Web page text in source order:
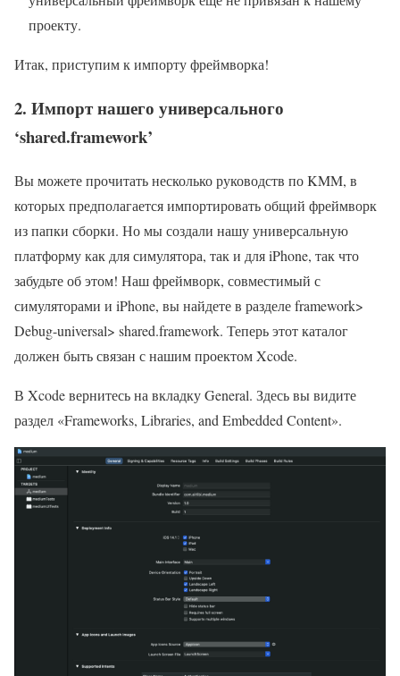
проекту.
Итак, приступим к импорту фреймворка!
2. Импорт нашего универсального
‘shared.framework’
Вы можете прочитать несколько руководств по KMM, в
которых предполагается импортировать общий фреймворк
из папки сборки. Но мы создали нашу универсальную
платформу как для симулятора, так и для iPhone, так что
забудьте об этом! Наш фреймворк, совместимый с
симуляторами и iPhone, вы найдете в разделе framework>
Debug-universal> shared.framework. Теперь этот каталог
должен быть связан с нашим проектом Xcode.
В Xcode вернитесь на вкладку General. Здесь вы видите
раздел «Frameworks, Libraries, and Embedded Content».